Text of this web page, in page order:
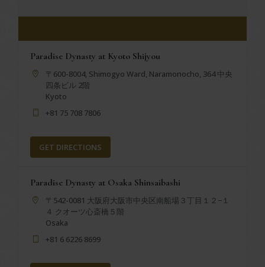
Paradise Dynasty at Kyoto Shijyou
〒600-8004, Shimogyo Ward, Naramonocho, 364 中央
四条ビル 2階
Kyoto
+81 75 708 7806
GET DIRECTIONS
Paradise Dynasty at Osaka Shinsaibashi
〒542-0081 大阪府大阪市中央区南船場３丁目１２−１
４ クオーツ心斎橋５階
Osaka
+81 6 6226 8699